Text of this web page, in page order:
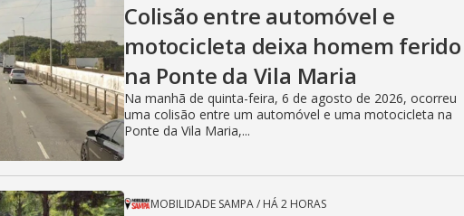
Colisão entre automóvel e
motocicleta deixa homem ferido
na Ponte da Vila Maria
Na manhã de quinta-feira, 6 de agosto de 2026, ocorreu
uma colisão entre um automóvel e uma motocicleta na
Ponte da Vila Maria,...
MOBILIDADE SAMPA/ HÁ 2 HORAS